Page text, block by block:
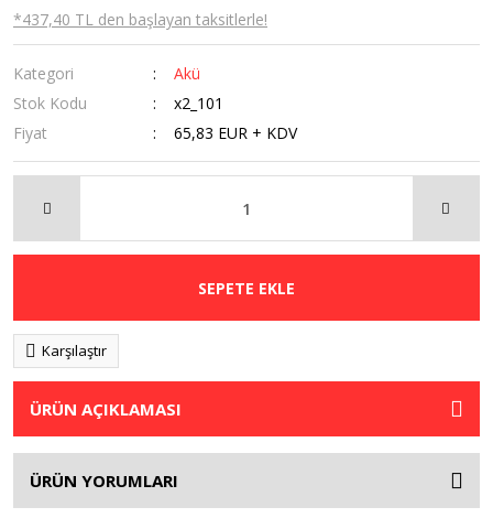
*437,40 TL den başlayan taksitlerle!
Kategori
Akü
Stok Kodu
x2_101
Fiyat
65,83 EUR + KDV
SEPETE EKLE
Karşılaştır
ÜRÜN AÇIKLAMASI
ÜRÜN YORUMLARI